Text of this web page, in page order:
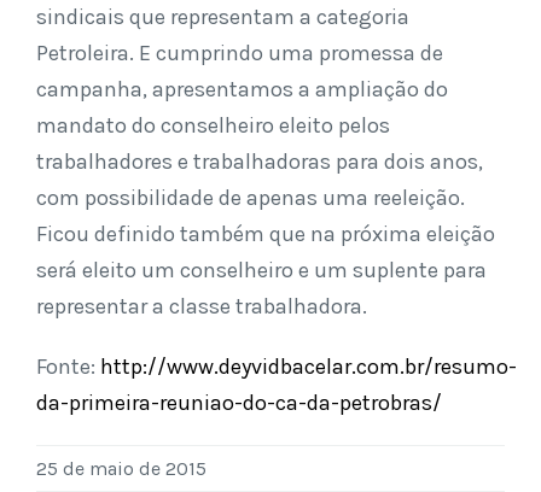
sindicais que representam a categoria
Petroleira. E cumprindo uma promessa de
campanha, apresentamos a ampliação do
mandato do conselheiro eleito pelos
trabalhadores e trabalhadoras para dois anos,
com possibilidade de apenas uma reeleição.
Ficou definido também que na próxima eleição
será eleito um conselheiro e um suplente para
representar a classe trabalhadora.
Fonte: http://www.deyvidbacelar.com.br/resumo-
da-primeira-reuniao-do-ca-da-petrobras/
25 de maio de 2015